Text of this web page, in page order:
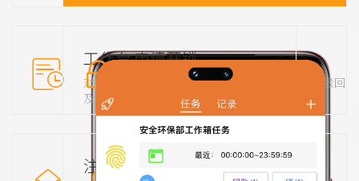
工作台
对钥匙和锁具的基础管理，挂失、黑名单
及归还功能
注册锁
申请开锁
通过APP远程申请开锁，上一级审批或驳回
记录查询